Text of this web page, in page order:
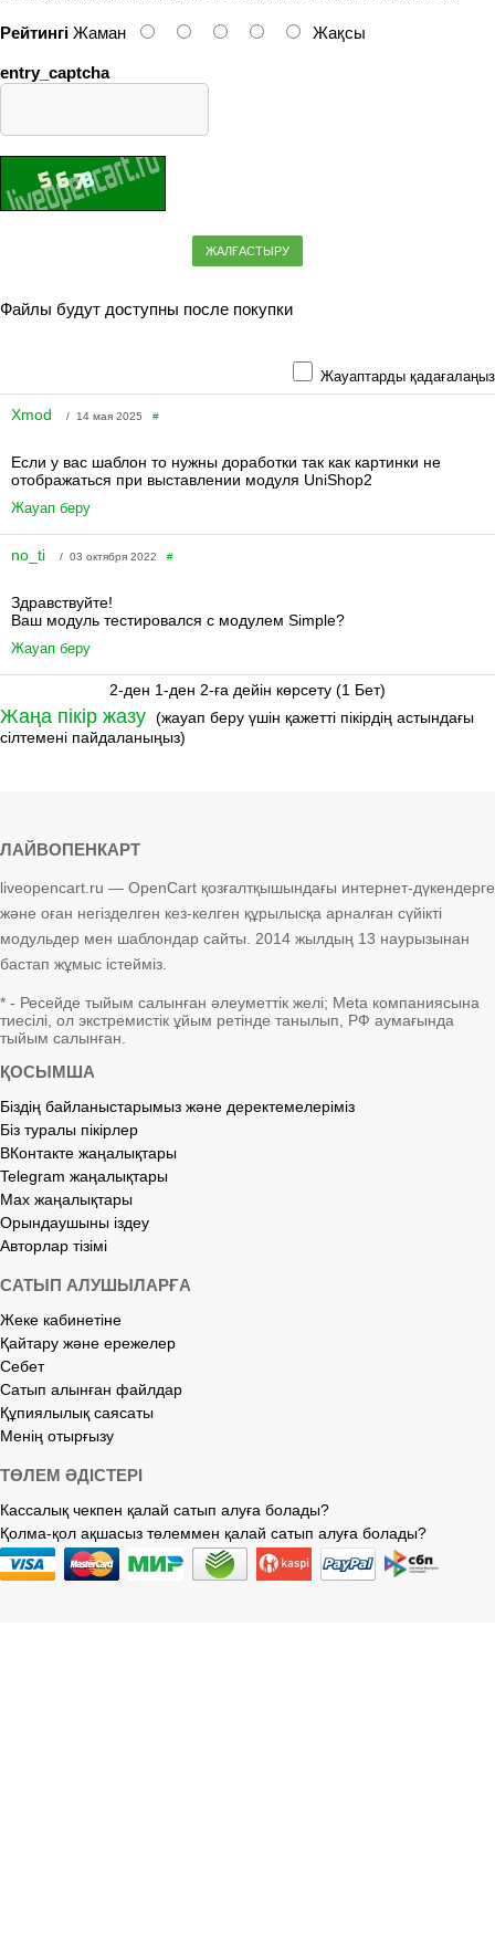
Рейтингі Жаман Жақсы
entry_captcha
ЖАЛҒАСТЫРУ
Файлы будут доступны после покупки
Жауаптарды қадағалаңыз
Xmod / 14 мая 2025 #
Если у вас шаблон то нужны доработки так как картинки не
отображаться при выставлении модуля UniShop2
Жауап беру
no_ti / 03 октября 2022 #
Здравствуйте!
Ваш модуль тестировался с модулем Simple?
Жауап беру
2-ден 1-ден 2-ға дейін көрсету (1 Бет)
Жаңа пікір жазу (жауап беру үшін қажетті пікірдің астындағы
сілтемені пайдаланыңыз)
ЛАЙВОПЕНКАРТ
liveopencart.ru — OpenCart қозғалтқышындағы интернет-дүкендерге
және оған негізделген кез-келген құрылысқа арналған сүйікті
модульдер мен шаблондар сайты. 2014 жылдың 13 наурызынан
бастап жұмыс істейміз.
* - Ресейде тыйым салынған әлеуметтік желі; Meta компаниясына
тиесілі, ол экстремистік ұйым ретінде танылып, РФ аумағында
тыйым салынған.
ҚОСЫМША
Біздің байланыстарымыз және деректемелеріміз
Біз туралы пікірлер
ВКонтакте жаңалықтары
Telegram жаңалықтары
Max жаңалықтары
Орындаушыны іздеу
Авторлар тізімі
САТЫП АЛУШЫЛАРҒА
Жеке кабинетіне
Қайтару және ережелер
Себет
Сатып алынған файлдар
Құпиялылық саясаты
Менің отырғызу
ТӨЛЕМ ӘДІСТЕРІ
Кассалық чекпен қалай сатып алуға болады?
Қолма-қол ақшасыз төлеммен қалай сатып алуға болады?